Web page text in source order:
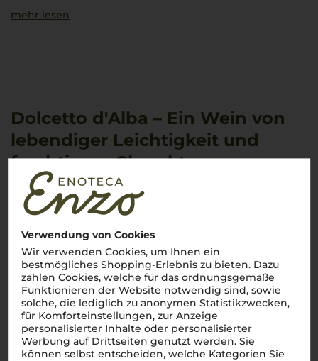
Verwendung von Cookies
Wir verwenden Cookies, um Ihnen ein
bestmögliches Shopping-Erlebnis zu bieten. Dazu
zählen Cookies, welche für das ordnungsgemäße
Funktionieren der Website notwendig sind, sowie
solche, die lediglich zu anonymen Statistikzwecken,
für Komforteinstellungen, zur Anzeige
personalisierter Inhalte oder personalisierter
Werbung auf Drittseiten genutzt werden. Sie
können selbst entscheiden, welche Kategorien Sie
mehr lesen
Dolcetto d'Alba – Ein Wein von
lebendiger Leichtigkeit und
fruchtigem Charakter
Dolcetto d'Alba
ist bekannt für seine leuchtend rubinrote
Farbe und seine intensive Fruchtigkeit. Im Glas präsentiert er
Aromen von reifen Kirschen, schwarzen Johannisbeeren und
Mandelnote, die typisch für die Dolcetto-Traube ist. Am
Gaumen istDolcetto d'Albaleicht, frisch und von einer
sanften Säure geprägt, die den Wein angenehm balanciert.
Die Tannine sind weich und fein, was ihn besonders
geschmeidig macht. Dieser Wein wird selten in Holz
ausgebaut, um die reinen, fruchtigen Noten der Traube zu
bewahren, und ist daher ideal für den unkomplizierten
Genuss gedacht.
Ein Wein für gesellige Momente